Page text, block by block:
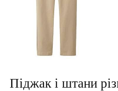
Піджак і штани